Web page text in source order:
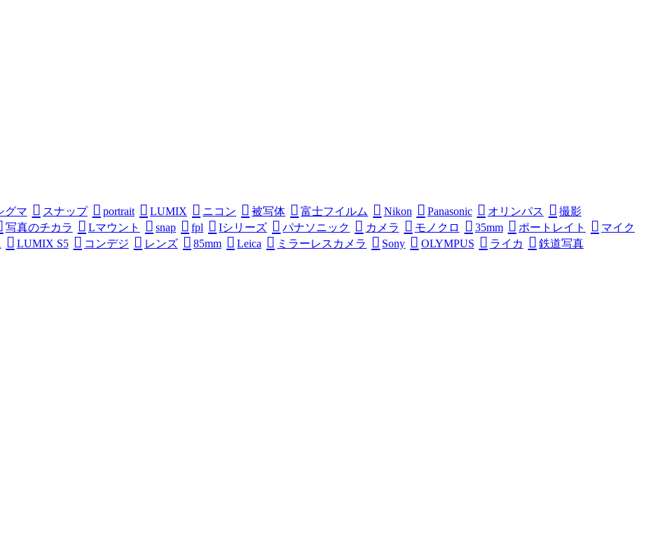
グマ スナップ portrait LUMIX ニコン 被写体 富士フイルム Nikon Panasonic オリンパス
撮影
写真のチカラ Lマウント snap fpl Iシリーズ パナソニック カメラ モノクロ 35mm ポートレイト
マイク
LUMIX S5 コンデジ レンズ 85mm Leica ミラーレスカメラ Sony OLYMPUS ライカ 鉄道写真